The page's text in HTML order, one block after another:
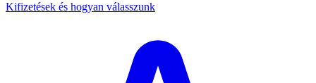
Kifizetések és hogyan válasszunk